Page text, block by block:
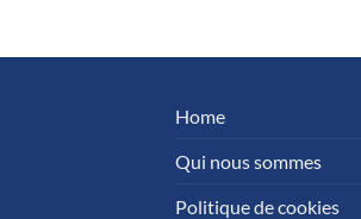
Home
Qui nous sommes
Politique de cookies